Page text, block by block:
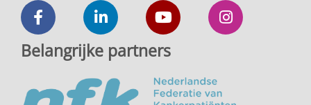
Belangrijke partners